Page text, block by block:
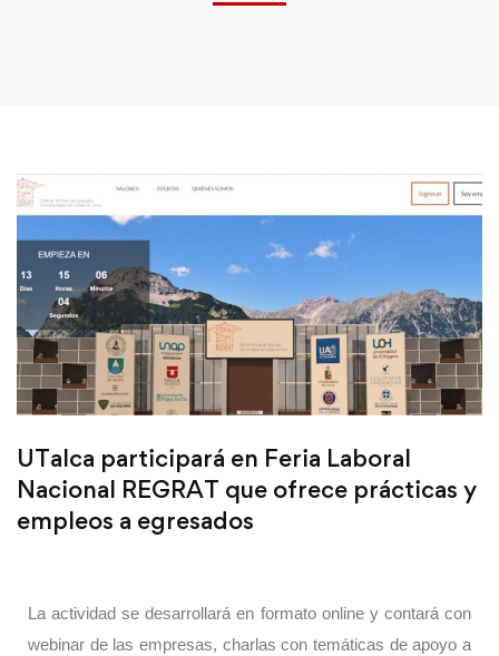
UTalca participará en Feria Laboral
Nacional REGRAT que ofrece prácticas y
empleos a egresados
La actividad se desarrollará en formato online y contará con
webinar de las empresas, charlas con temáticas de apoyo a